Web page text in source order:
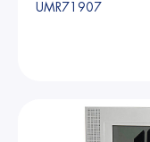
UMR71907